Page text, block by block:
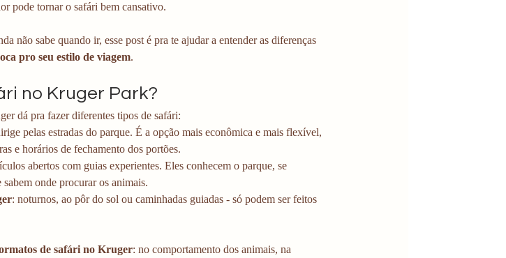
pode tornar o safári bem cansativo.
não sabe quando ir, esse post é pra te ajudar a entender as diferenças
pro seu estilo de viagem.
no Kruger Park?
dá pra fazer diferentes tipos de safári:
pelas estradas do parque. É a opção mais econômica e mais flexível,
e horários de fechamento dos portões.
abertos com guias experientes. Eles conhecem o parque, se
onde procurar os animais.
: noturnos, ao pôr do sol ou caminhadas guiadas - só podem ser feitos
de safári no Kruger: no comportamento dos animais, na